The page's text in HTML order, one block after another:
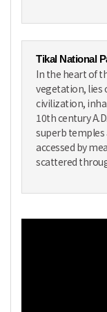
Tikal National
In the heart of
vegetation, lies
civilization,
10th century
superb temples
accessed by
scattered